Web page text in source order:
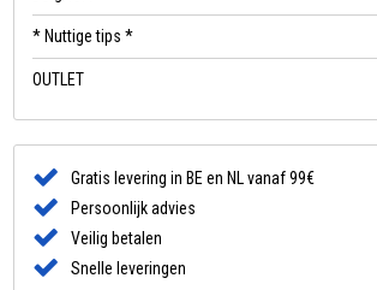
* Nuttige tips *
OUTLET
Gratis levering in BE en NL vanaf 99€
Persoonlijk advies
Veilig betalen
Snelle leveringen